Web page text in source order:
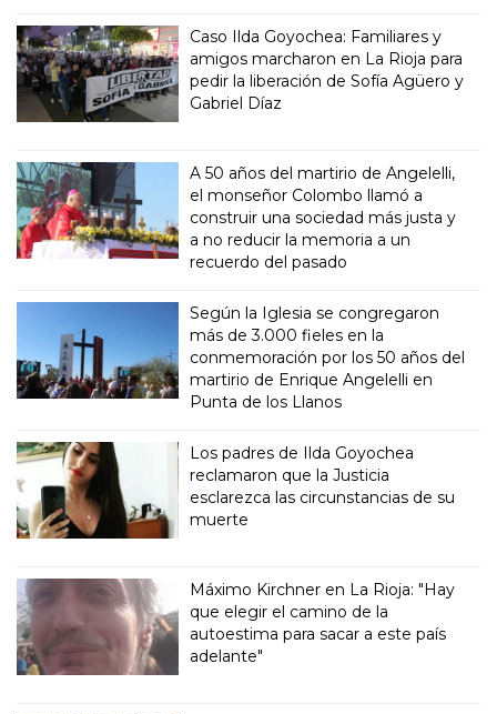
Caso Ilda Goyochea: Familiares y
amigos marcharon en La Rioja para
pedir la liberación de Sofía Agüero y
Gabriel Díaz
A 50 años del martirio de Angelelli,
el monseñor Colombo llamó a
construir una sociedad más justa y
a no reducir la memoria a un
recuerdo del pasado
Según la Iglesia se congregaron
más de 3.000 fieles en la
conmemoración por los 50 años del
martirio de Enrique Angelelli en
Punta de los Llanos
Los padres de Ilda Goyochea
reclamaron que la Justicia
esclarezca las circunstancias de su
muerte
Máximo Kirchner en La Rioja: "Hay
que elegir el camino de la
autoestima para sacar a este país
adelante"